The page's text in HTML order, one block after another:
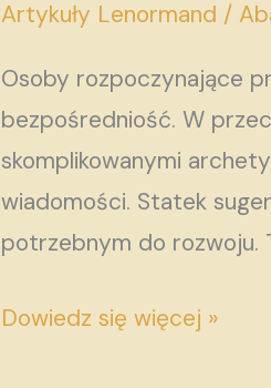
Artykuły Lenormand /
Osoby rozpoczynające
bezpośredniość. W
skomplikowanymi
wiadomości. Statek
potrzebnym do rozwoju.
karty
mówią
tak
prostym
językiem?
Dowiedz się więcej »